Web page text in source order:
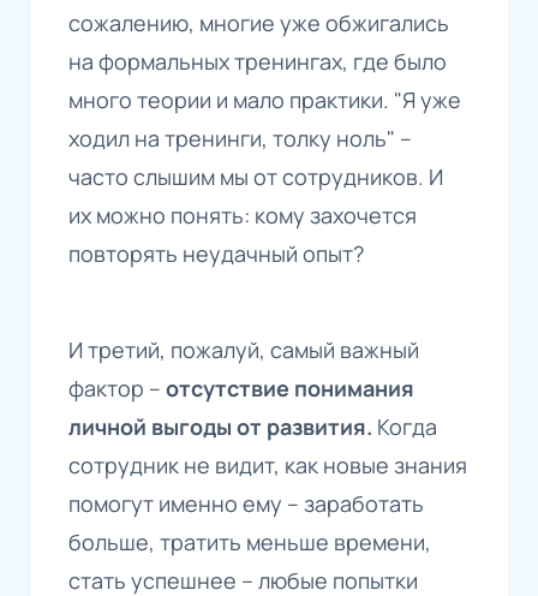
сожалению, многие уже обжигались
на формальных тренингах, где было
много теории и мало практики. "Я уже
ходил на тренинги, толку ноль" –
часто слышим мы от сотрудников. И
их можно понять: кому захочется
повторять неудачный опыт?
И третий, пожалуй, самый важный
фактор – отсутствие понимания
личной выгоды от развития. Когда
сотрудник не видит, как новые знания
помогут именно ему – заработать
больше, тратить меньше времени,
стать успешнее – любые попытки